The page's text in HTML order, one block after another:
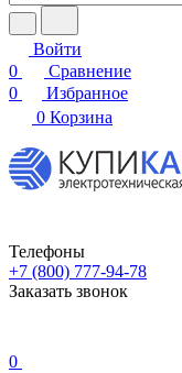
Войти
0
Сравнение
0
Избранное
0 Корзина
Телефоны
+7 (800) 777-94-78
Заказать звонок
0